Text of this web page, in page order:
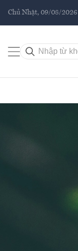
Chủ Nhật, 09/08/2026